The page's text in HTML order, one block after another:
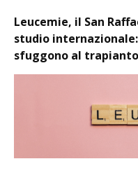
Leucemie, il San
studio
sfuggono al trapianto